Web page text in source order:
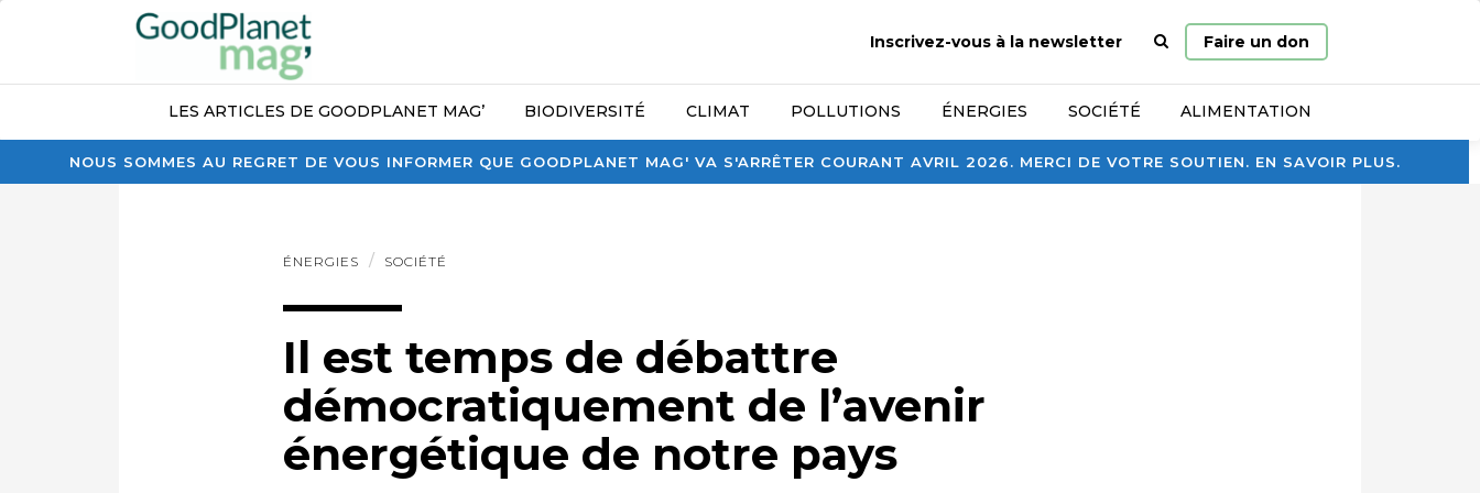
NOUS SOMMES AU REGRET DE VOUS INFORMER QUE GOODPLANET MAG' VA S'ARRÊTER COURANT AVRIL 2026. MERCI DE VOTRE SOUTIEN. EN SAVOIR PLUS.
Inscrivez-vous à la newsletter
Page
d’accueil
Faire un don
LES ARTICLES DE GOODPLANET MAG’ BIODIVERSITÉ CLIMAT POLLUTIONS ÉNERGIES SOCIÉTÉ ALIMENTATION
ÉNERGIES SOCIÉTÉ
Il est temps de débattre
démocratiquement de l’avenir
énergétique de notre pays